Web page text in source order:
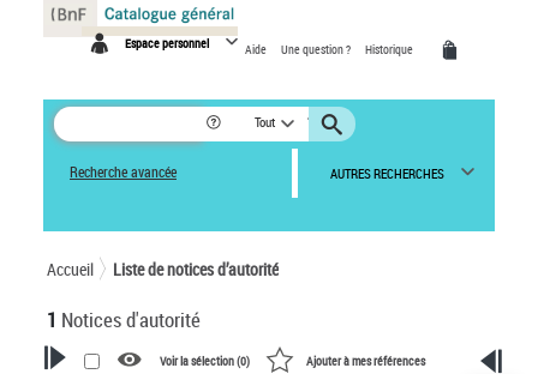
Espace personnel Aide Une question ? Historique
Tout
Recherche avancée AUTRES RECHERCHES
Accueil Liste de notices d’autorité
1 Notices d'autorité
Voir la sélection (0) Ajouter à mes références
Panneau de gestion des cookies